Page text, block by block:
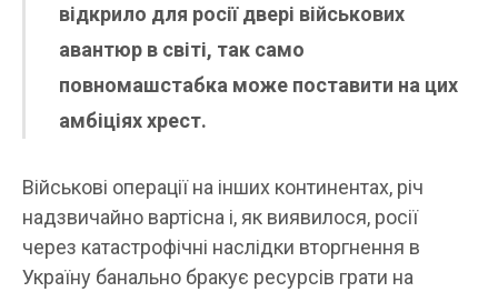
відкрило для росії двері військових
авантюр в світі, так само
повномашстабка може поставити на цих
амбіціях хрест.
Військові операції на інших континентах, річ
надзвичайно вартісна і, як виявилося, росії
через катастрофічні наслідки вторгнення в
Україну банально бракує ресурсів грати на